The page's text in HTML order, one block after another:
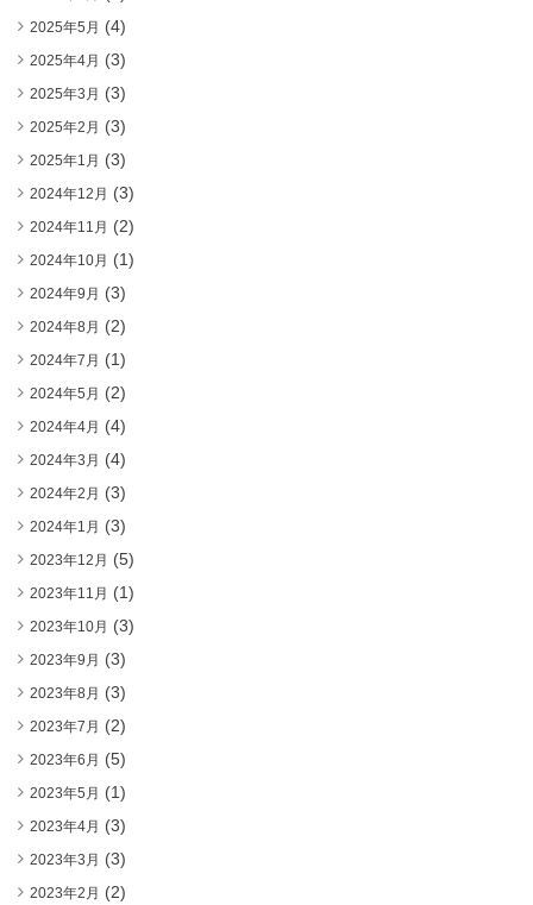
2025年5月 (4)
2025年4月 (3)
2025年3月 (3)
2025年2月 (3)
2025年1月 (3)
2024年12月 (3)
2024年11月 (2)
2024年10月 (1)
2024年9月 (3)
2024年8月 (2)
2024年7月 (1)
2024年5月 (2)
2024年4月 (4)
2024年3月 (4)
2024年2月 (3)
2024年1月 (3)
2023年12月 (5)
2023年11月 (1)
2023年10月 (3)
2023年9月 (3)
2023年8月 (3)
2023年7月 (2)
2023年6月 (5)
2023年5月 (1)
2023年4月 (3)
2023年3月 (3)
2023年2月 (2)